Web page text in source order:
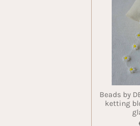
Beads by
ketting